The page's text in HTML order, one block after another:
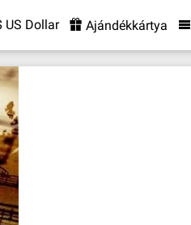
US Dollar Ajándékkártya